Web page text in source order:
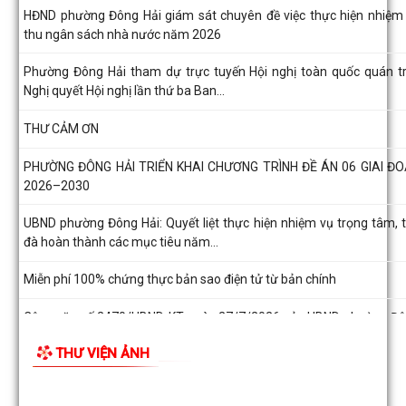
TIN MỚI
THƯ CẢM ƠN
PHƯỜNG ĐÔNG HẢI TRIỂN KHAI CHƯƠNG TRÌNH ĐỀ ÁN 06 GIAI
2026–2030
UBND phường Đông Hải: Quyết liệt thực hiện nhiệm vụ trọng tâm,
đà hoàn thành các mục tiêu năm...
Miễn phí 100% chứng thực bản sao điện tử từ bản chính
Hải về việc thông tin, tuyên truyền...
Đồng chí Giám đốc Sở Nông nghiệp và Môi trường làm việc với
Đông Hải, thúc đẩy tiến độ xây...
Ánh nến tri ân được thắp sáng tại hai Nghĩa trang Liệt sĩ phường
Phường Đông Hải trang trọng tổ chức Lễ cầu siêu tưởng niệm các